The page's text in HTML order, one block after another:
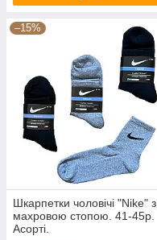
–15%
Шкарпетки чоловічі "Nike" з
махровою стопою. 41-45р.
Асорті.